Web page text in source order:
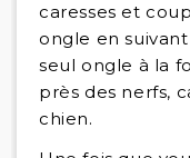
caresses et
ongle en
seul ongle à la
près des nerfs,
chien.